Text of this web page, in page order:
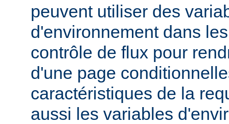
peuvent utiliser des
d'environnement dans
contrôle de flux pour
d'une page
caractéristiques de la
aussi les variables